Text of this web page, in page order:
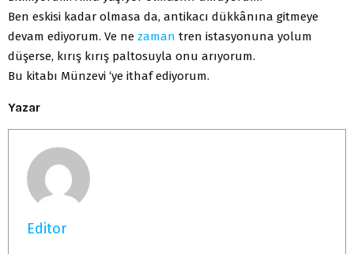
Ben eskisi kadar olmasa da, antikacı dükkânına gitmeye
devam ediyorum. Ve ne zaman tren istasyonuna yolum
düşerse, kırış kırış paltosuyla onu arıyorum.
Bu kitabı Münzevi ‘ye ithaf ediyorum.
Yazar
Editor